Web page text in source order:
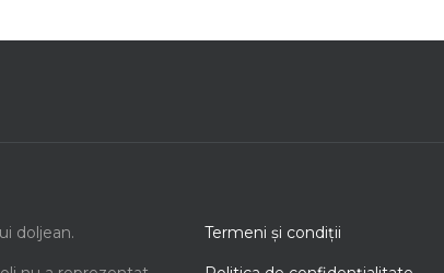
doljean. Termeni şi condiţii